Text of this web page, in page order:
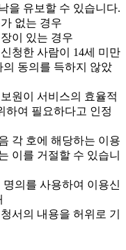
을 유보할 수 있습니다.
없는 경우
이 있는 경우
청한 사람이 14세 미만
의 동의를 득하지 않았
원이 서비스의 효율적
하여 필요하다고 인정
각 호에 해당하는 이용
이를 거절할 수 있습니
명의를 사용하여 이용신
서의 내용을 허위로 기